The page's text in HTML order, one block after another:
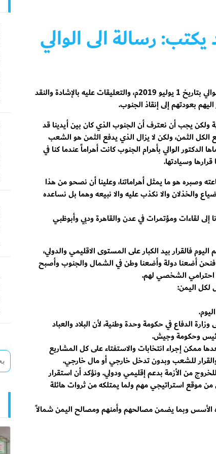
رسالة الى الوالي
قرأت النداء الذي وجهه الدكتور الوالي بتاريخ 1 يوليو 2019م، والتعليقات عليه بالإشادة والنقد
بعودتهم إلى إنقاذ الجنوب.
ولكن يجب أن نعترف أن الجنوب الذي كان بين أيدينا قد
الكل الثمن، ولكن لا يزال الذي يدفع الثمن هو الشعب
الدكتور الوالي بأهرام الجنوب كانت أهراماً عندما كنا في
وسيادتها.
وصبره هو ما يمثل أهراماتنا، وعلينا أن نصحو من هذا
والخذلان والا نكذب عليه والا نبيعه وهما بل نساعده
إلى لقاءات ومؤتمرات في عدن والقاهرة ودبي وأبوظبي
فالقرار بيد الكبار على المستوى الاقليمي والدولي،
أضعنا دولة وأضعنا وطن في الشمال والجنوب وأصبح
احترامي الشخصي لهم.
لكل اليمن:
الدفاع في حكومة وحدة وطنية، لأن البلاد والعباد
وحكومة وجيش.
ممكن إجراء انتخابات والاستفتاء على كل المشاريع
والقرار للشعب وبدون تدخل خارجي أو مال خارجي.
من الأزمة بدعم إقليمي ودولي. ونؤكد أن استقرار
من موقع استراتيجي مهم ولما يمتلكه من ثروات هائلة
الأسس وبما يضمن مصالحهم وأمنهم ومصالح اليمن شمالاً